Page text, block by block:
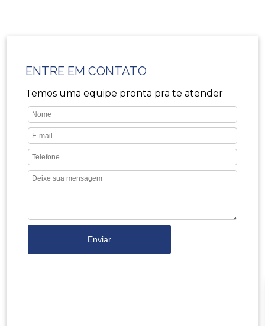
ENTRE EM CONTATO
Temos uma equipe pronta pra te atender